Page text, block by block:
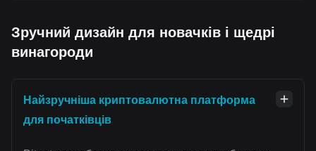
Зручний дизайн для новачків і щедрі
винагороди
Найзручніша криптовалютна платформа
для початківців